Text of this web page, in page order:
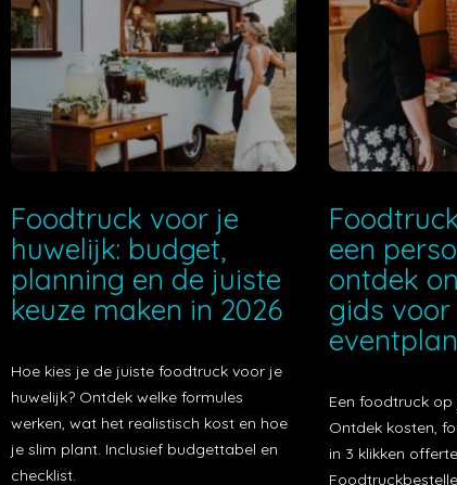
Foodtruck voor je
huwelijk: budget,
planning en de juiste
keuze maken in 2026
Hoe kies je de juiste foodtruck voor je
huwelijk? Ontdek welke formules
werken, wat het realistisch kost en hoe
je slim plant. Inclusief budgettabel en
checklist.
een
ontdek
gids voor
Een foodtruck op
Ontdek kosten,
in 3 klikken